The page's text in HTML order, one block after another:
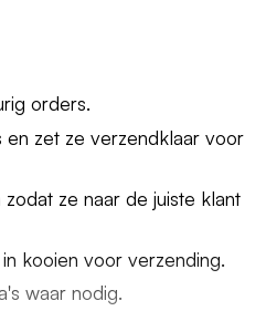
orders.
zet ze verzendklaar voor
ze naar de juiste klant
kooien voor verzending.
waar nodig.